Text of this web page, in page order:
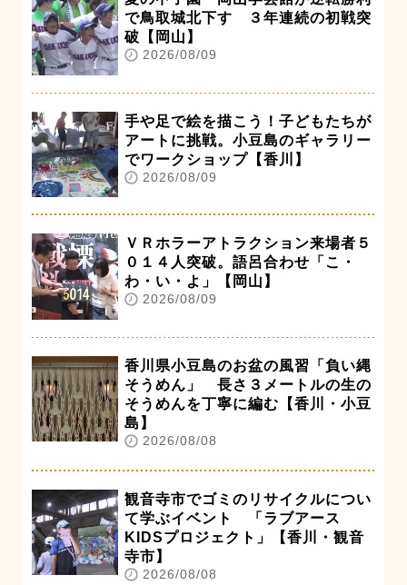
で鳥取城北下す ３年連続の初戦突
破【岡山】
2026/08/09
手や足で絵を描こう！子どもたちが
アートに挑戦。小豆島のギャラリー
でワークショップ【香川】
2026/08/09
ＶＲホラーアトラクション来場者５
０１４人突破。語呂合わせ「こ・
わ・い・よ」【岡山】
2026/08/09
香川県小豆島のお盆の風習「負い縄
そうめん」 長さ３メートルの生の
そうめんを丁寧に編む【香川・小豆
島】
2026/08/08
観音寺市でゴミのリサイクルについ
て学ぶイベント 「ラブアース
KIDSプロジェクト」【香川・観音
寺市】
2026/08/08